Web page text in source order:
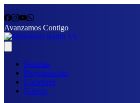
Avanzamos Contigo
Noticias
Programación
Locutores
Galería